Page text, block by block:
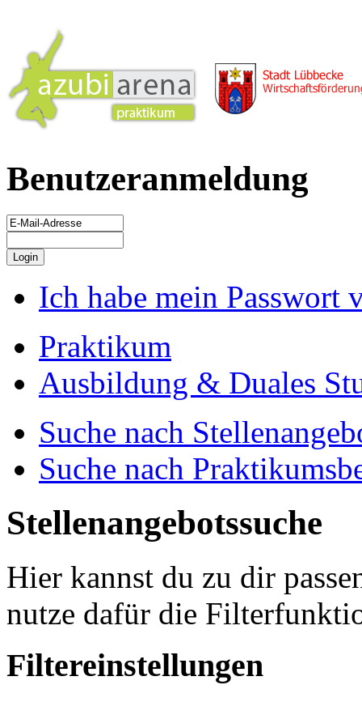
Benutzeranmeldung
Ich habe mein Passwort
Praktikum
Ausbildung & Duales
Suche nach
Suche nach
Stellenangebotssuche
Hier kannst du zu dir
nutze dafür die
Filtereinstellungen